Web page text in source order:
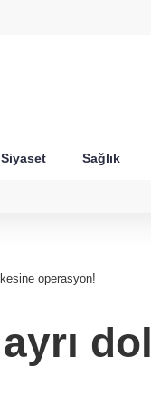
Siyaset Sağlık
operasyon!